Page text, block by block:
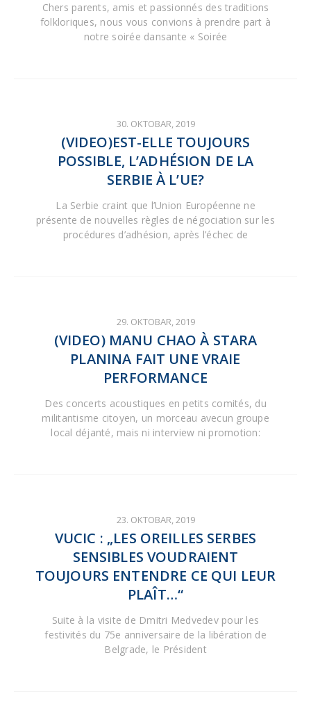
Chers parents, amis et passionnés des traditions
folkloriques, nous vous convions à prendre part à
notre soirée dansante « Soirée
30. OKTOBAR, 2019
(VIDEO)EST-ELLE TOUJOURS
POSSIBLE, L’ADHÉSION DE LA
SERBIE À L’UE?
La Serbie craint que l’Union Européenne ne
présente de nouvelles règles de négociation sur les
procédures d’adhésion, après l’échec de
29. OKTOBAR, 2019
(VIDEO) MANU CHAO À STARA
PLANINA FAIT UNE VRAIE
PERFORMANCE
Des concerts acoustiques en petits comités, du
militantisme citoyen, un morceau avecun groupe
local déjanté, mais ni interview ni promotion:
23. OKTOBAR, 2019
VUCIC : „LES OREILLES SERBES
SENSIBLES VOUDRAIENT
TOUJOURS ENTENDRE CE QUI LEUR
PLAÎT…“
Suite à la visite de Dmitri Medvedev pour les
festivités du 75e anniversaire de la libération de
Belgrade, le Président